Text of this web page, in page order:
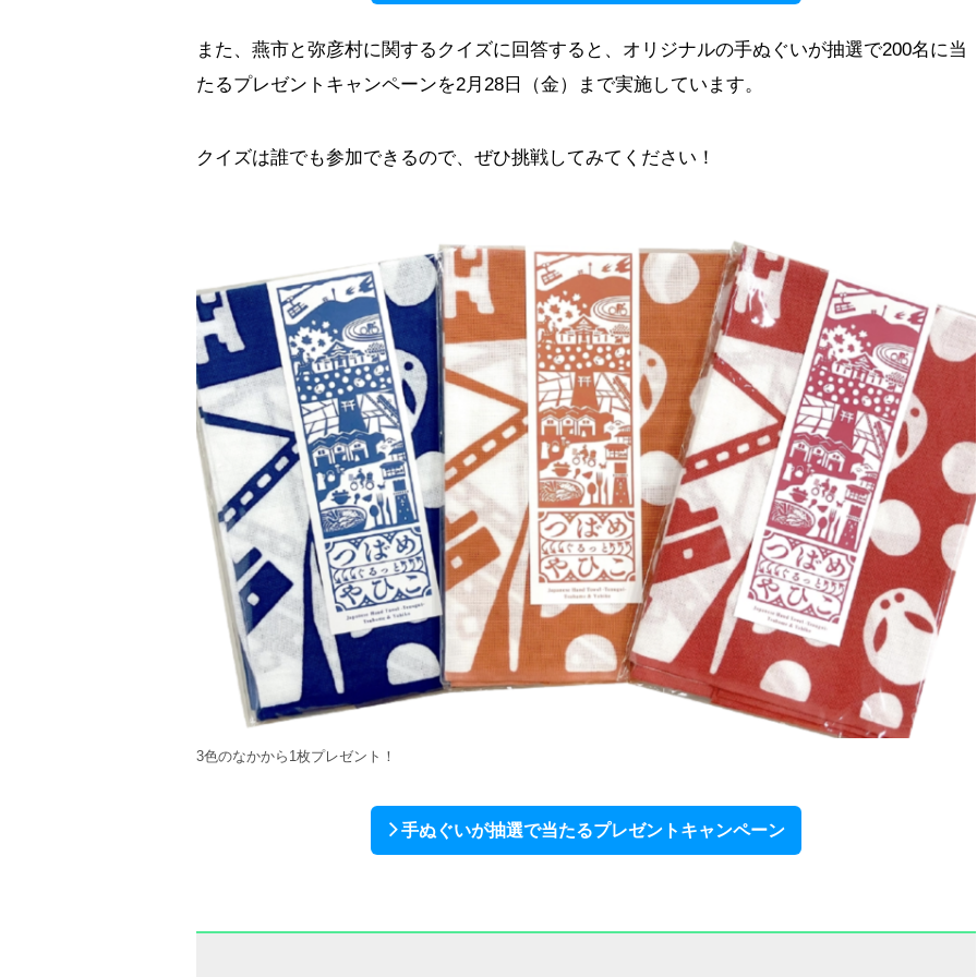
また、燕市と弥彦村に関するクイズに回答すると、オリジナルの手ぬぐいが抽選で200名に当
たるプレゼントキャンペーンを2月28日（金）まで実施しています。
クイズは誰でも参加できるので、ぜひ挑戦してみてください！
3色のなかから1枚プレゼント！
手ぬぐいが抽選で当たるプレゼントキャンペーン